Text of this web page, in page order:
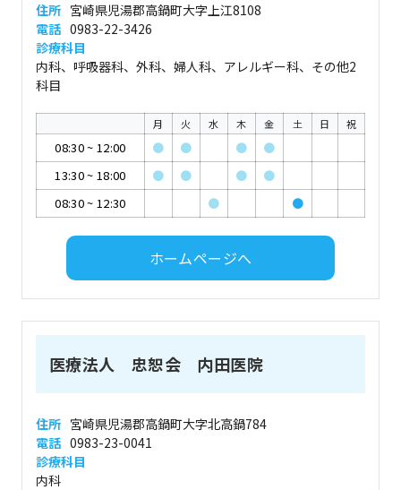
住所 宮崎県児湯郡高鍋町大字上江8108
電話 0983-22-3426
診療科目
内科、呼吸器科、外科、婦人科、アレルギー科、その他2
科目
月 火 水 木 金 土 日 祝
08:30~ 12:00 ● ● ●
●
13:30~ 18:00 ● ● ●
●
08:30~ 12:30 ● ●
ホームページへ
医療法人 忠恕会 内田医院
住所 宮崎県児湯郡高鍋町大字北高鍋784
電話 0983-23-0041
診療科目
内科